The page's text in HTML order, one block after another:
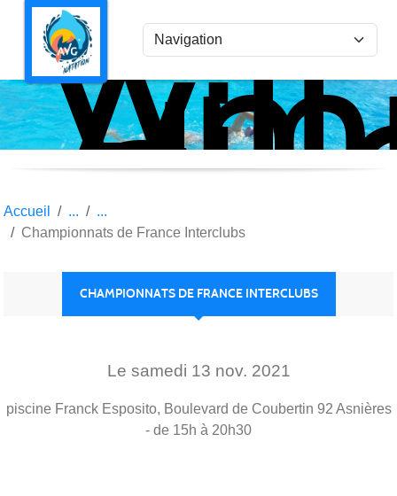
la
Accueil
Championnats de France Interclubs
CHAMPIONNATS DE FRANCE INTERCLUBS
Le samedi 13 nov. 2021
piscine Franck Esposito, Boulevard de Coubertin 92 Asnières
- de 15h à 20h30
Panneau de gestion des cookies